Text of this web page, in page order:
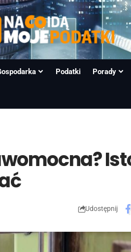
Podatki Porady
Udostępnij